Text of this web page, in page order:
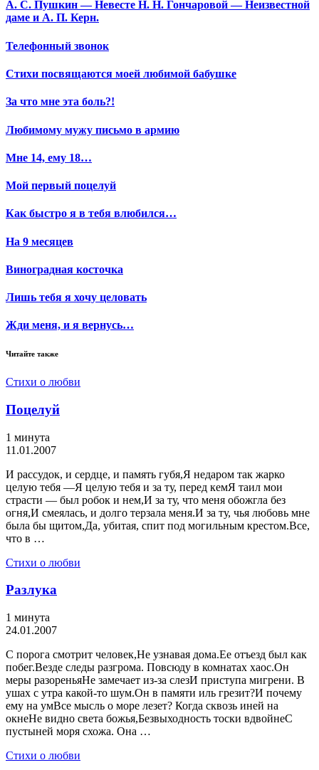
А. С. Пушкин — Невесте Н. Н. Гончаровой — Неизвестной
даме и А. П. Керн.
Телефонный звонок
Стихи посвящаются моей любимой бабушке
За что мне эта боль?!
Любимому мужу письмо в армию
Мне 14, ему 18…
Мой первый поцелуй
Как быстро я в тебя влюбился…
На 9 месяцев
Виноградная косточка
Лишь тебя я хочу целовать
Жди меня, и я вернусь…
Читайте также
Стихи о любви
Поцелуй
1 минута
11.01.2007
И рассудок, и сердце, и память губя,Я недаром так жарко
целую тебя —Я целую тебя и за ту, перед кемЯ таил мои
страсти — был робок и нем,И за ту, что меня обожгла без
огня,И смеялась, и долго терзала меня.И за ту, чья любовь мне
была бы щитом,Да, убитая, спит под могильным крестом.Все,
что в …
Стихи о любви
Разлука
1 минута
24.01.2007
С порога смотрит человек,Не узнавая дома.Ее отъезд был как
побег.Везде следы разгрома. Повсюду в комнатах хаос.Он
меры разореньяНе замечает из-за слезИ приступа мигрени. В
ушах с утра какой-то шум.Он в памяти иль грезит?И почему
ему на умВсе мысль о море лезет? Когда сквозь иней на
окнеНе видно света божья,Безвыходность тоски вдвойнеС
пустыней моря схожа. Она …
Стихи о любви